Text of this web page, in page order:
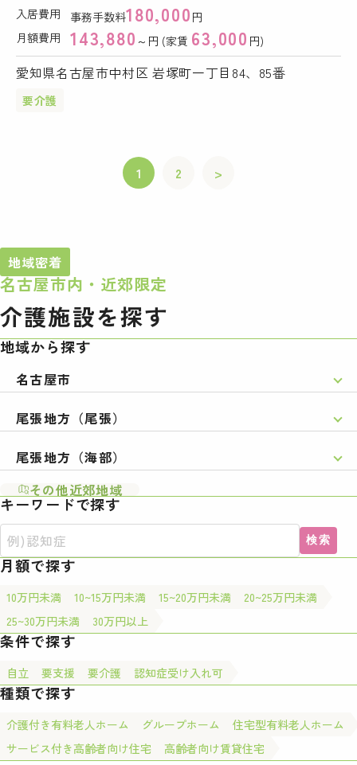
入居費用 事務手数料180,000 円
月額費用
143,880 ～円 (家賃 63,000 円)
愛知県名古屋市中村区 岩塚町一丁目84、85番
要介護
1 2 >
地域密着
名古屋市内・近郊限定
介護施設を探す
地域から探す
名古屋市
尾張地方（尾張）
尾張地方（海部）
その他近郊地域
キーワードで探す
検索
月額で探す
10万円未満 10~15万円未満 15~20万円未満
20~25万円未満
25~30万円未満
30万円以上
条件で探す
自立 要支援 要介護 認知症受け入れ可
種類で探す
介護付き有料老人ホーム グループホーム
住宅型有料老人ホーム
サービス付き高齢者向け住宅
高齢者向け賃貸住宅